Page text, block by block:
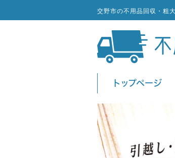
交野市の不用品回収・粗
トップページ